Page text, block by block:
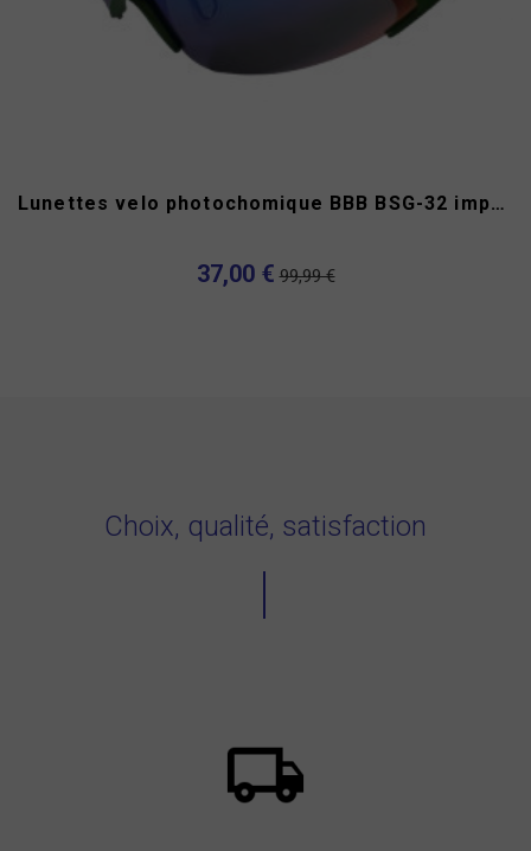
Lunettes velo photochomique BBB BSG-32 impact
37,00 € 99,99 €
Choix, qualité, satisfaction